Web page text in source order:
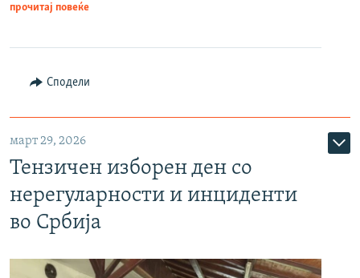
прочитај повеќе
Сподели
март 29, 2026
Тензичен изборен ден со
нерегуларности и инциденти
во Србија